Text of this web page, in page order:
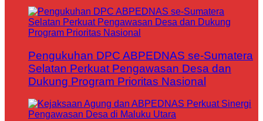
Pengukuhan DPC ABPEDNAS se-Sumatera
Selatan Perkuat Pengawasan Desa dan
Dukung Program Prioritas Nasional